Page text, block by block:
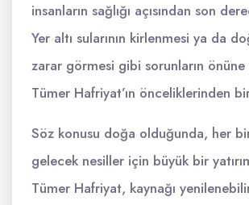
insanların sağlığı açısından son
Yer altı sularının kirlenmesi ya da
zarar görmesi gibi sorunların
Tümer Hafriyat’ın önceliklerinden
Söz konusu doğa olduğunda, her
gelecek nesiller için büyük bir
Tümer Hafriyat, kaynağı